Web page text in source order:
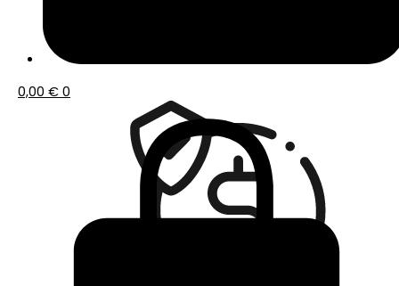
0,00 € 0